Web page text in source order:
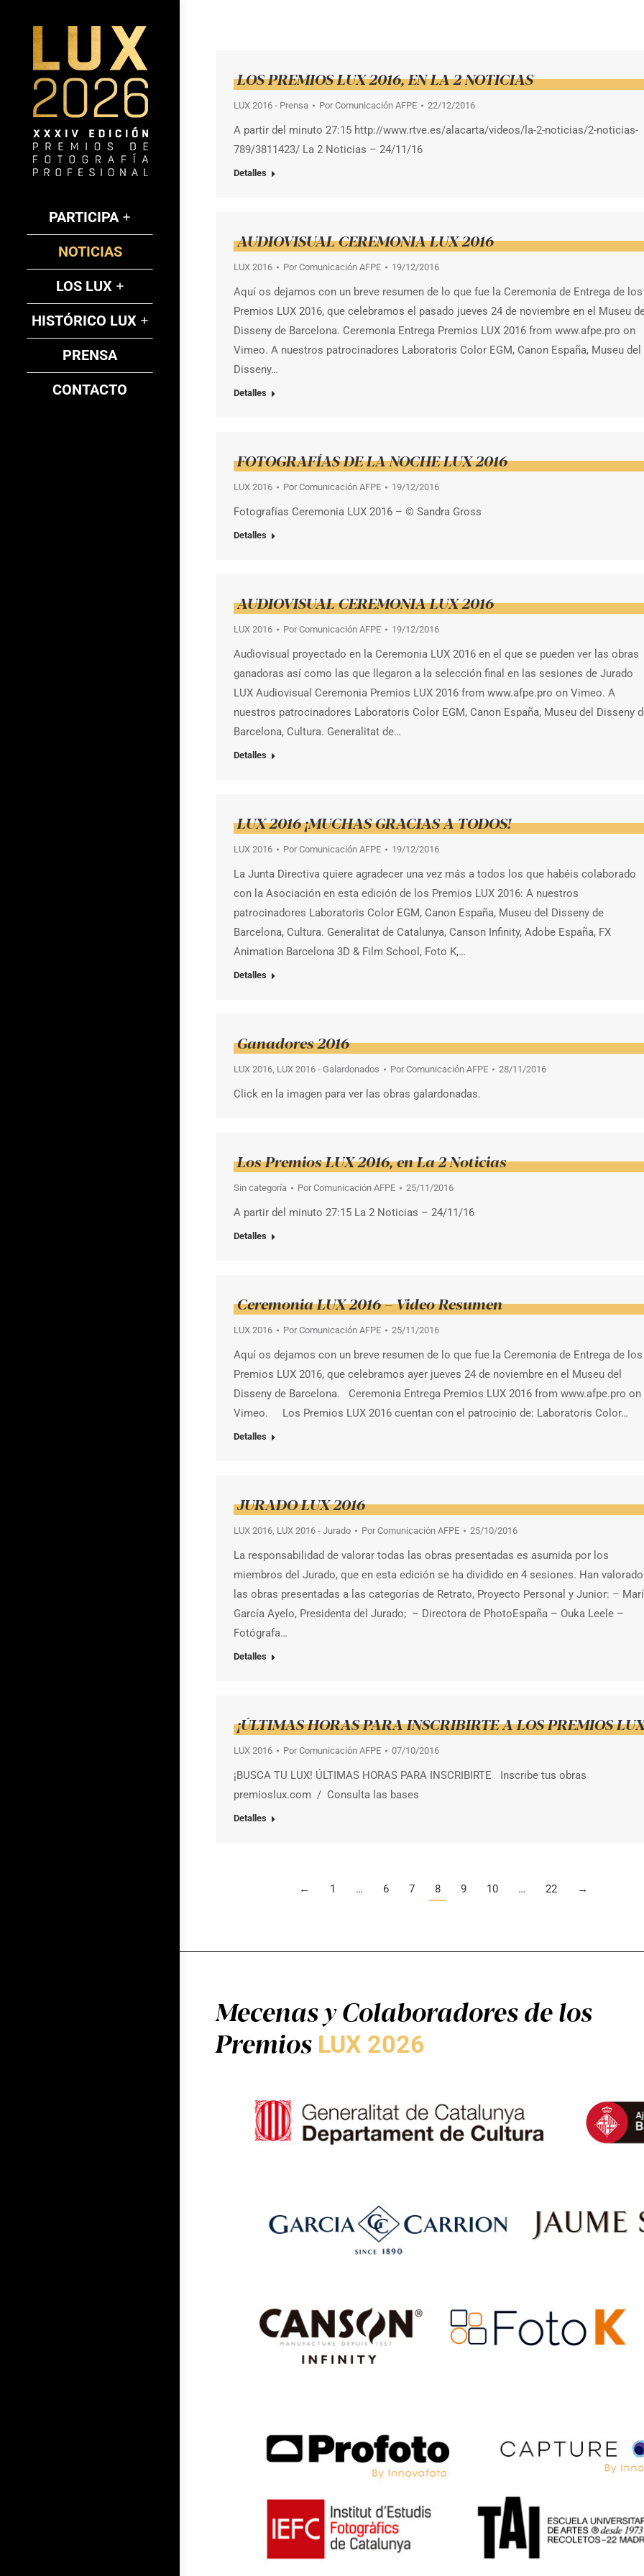
PARTICIPA
NOTICIAS
LOS LUX
HISTÓRICO LUX
PRENSA
CONTACTO
LOS PREMIOS LUX 2016, EN LA 2 NOTICIAS
LUX 2016 - Prensa PorComunicación AFPE 22/12/2016
A partir del minuto 27:15 http://www.rtve.es/alacarta/videos/la-2-noticias/2-noticias-
789/3811423/ La 2 Noticias – 24/11/16
Detalles
AUDIOVISUAL CEREMONIA LUX 2016
LUX 2016 PorComunicación AFPE 19/12/2016
Aquí os dejamos con un breve resumen de lo que fue la Ceremonia de Entrega de los
Premios LUX 2016, que celebramos el pasado jueves 24 de noviembre en el Museu
Disseny de Barcelona. Ceremonia Entrega Premios LUX 2016 from www.afpe.pro on
Vimeo. A nuestros patrocinadores Laboratoris Color EGM, Canon España, Museu del
Disseny…
Detalles
FOTOGRAFÍAS DE LA NOCHE LUX 2016
LUX 2016 PorComunicación AFPE 19/12/2016
Fotografías Ceremonia LUX 2016 – © Sandra Gross
Detalles
AUDIOVISUAL CEREMONIA LUX 2016
LUX 2016 PorComunicación AFPE 19/12/2016
Audiovisual proyectado en la Ceremonia LUX 2016 en el que se pueden ver las obras
ganadoras así como las que llegaron a la selección final en las sesiones de Jurado
LUX Audiovisual Ceremonia Premios LUX 2016 from www.afpe.pro on Vimeo. A
nuestros patrocinadores Laboratoris Color EGM, Canon España, Museu del Disseny
Barcelona, Cultura. Generalitat de…
Detalles
LUX 2016 ¡MUCHAS GRACIAS A TODOS!
LUX 2016 PorComunicación AFPE 19/12/2016
La Junta Directiva quiere agradecer una vez más a todos los que habéis colaborado
con la Asociación en esta edición de los Premios LUX 2016: A nuestros
patrocinadores Laboratoris Color EGM, Canon España, Museu del Disseny de
Barcelona, Cultura. Generalitat de Catalunya, Canson Infinity, Adobe España, FX
Animation Barcelona 3D & Film School, Foto K,…
Detalles
Ganadores 2016
LUX 2016, LUX 2016 - Galardonados PorComunicación AFPE 28/11/2016
Click en la imagen para ver las obras galardonadas.
Los Premios LUX 2016, en La 2 Noticias
Sin categoría PorComunicación AFPE 25/11/2016
A partir del minuto 27:15 La 2 Noticias – 24/11/16
Detalles
Ceremonia LUX 2016 – Video Resumen
LUX 2016 PorComunicación AFPE 25/11/2016
Aquí os dejamos con un breve resumen de lo que fue la Ceremonia de Entrega de los
Premios LUX 2016, que celebramos ayer jueves 24 de noviembre en el Museu del
Disseny de Barcelona. Ceremonia Entrega Premios LUX 2016 from www.afpe.pro on
Vimeo. Los Premios LUX 2016 cuentan con el patrocinio de: Laboratoris Color…
Detalles
JURADO LUX 2016
LUX 2016, LUX 2016 - Jurado PorComunicación AFPE 25/10/2016
La responsabilidad de valorar todas las obras presentadas es asumida por los
miembros del Jurado, que en esta edición se ha dividido en 4 sesiones. Han valorado
las obras presentadas a las categorías de Retrato, Proyecto Personal y Junior: –
García Ayelo, Presidenta del Jurado; – Directora de PhotoEspaña – Ouka Leele –
Fotógrafa…
Detalles
¡ÚLTIMAS HORAS PARA INSCRIBIRTE A LOS PREMIOS
LUX 2016 PorComunicación AFPE 07/10/2016
¡BUSCA TU LUX! ÚLTIMAS HORAS PARA INSCRIBIRTE Inscribe tus obras
premioslux.com / Consulta las bases
Detalles
← 1 … 6 7 8 9 10 … 22 →
Mecenas y Colaboradores de los
Premios LUX 2026